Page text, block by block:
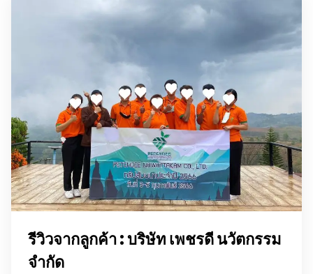
รีวิวจากลูกค้า : บริษัท เพชรดี นวัตกรรม
จำกัด